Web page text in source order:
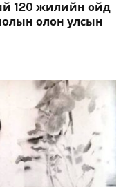
120 жилийн ойд
олон улсын